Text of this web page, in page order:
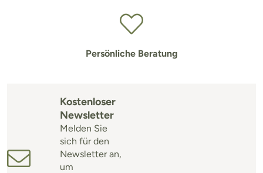
Persönliche Beratung
Kostenloser
Newsletter
Melden Sie
sich für den
Newsletter an,
um